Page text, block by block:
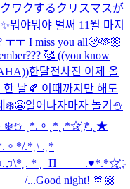
ワクするクリスマスが
뭐야뭐야 벌써 11월 마지
ㅜ I miss you all🥺🫶🏼
🥰 ((you know
한달전사진 이제 올
날🍂 이때까지만 해도
❄️😬일어나자마자 놀기⛄
❄️⛄️ ˛*.。˛*˛.*☆҉ *.˛★
。*/.*˛\ .˛*
* ˛_Π_____.♥*.*☆҉
...Good night! 🫶🏼